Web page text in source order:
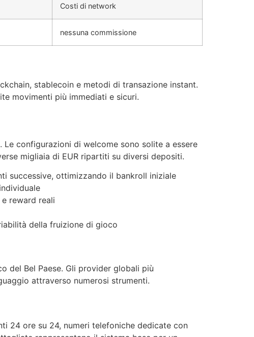
Costi di network
nessuna commissione
stablecoin e metodi di transazione instant.
movimenti più immediati e sicuri.
configurazioni di welcome sono solite a essere
migliaia di EUR ripartiti su diversi depositi.
successive, ottimizzando il bankroll iniziale
reward reali
della fruizione di gioco
del Bel Paese. Gli provider globali più
attraverso numerosi strumenti.
24 ore su 24, numeri telefoniche dedicate con